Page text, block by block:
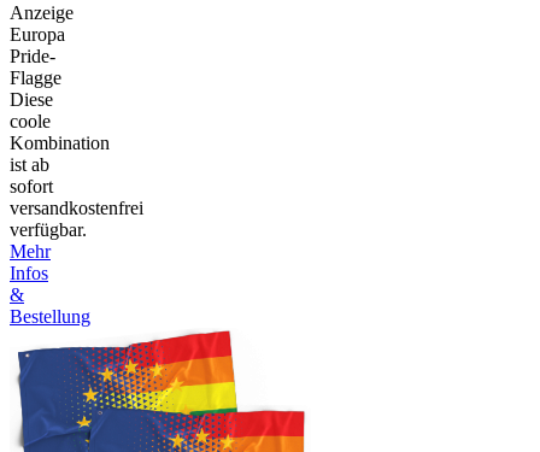
Anzeige
Europa
Pride-
Flagge
Diese
coole
Kombination
ist ab
sofort
versandkostenfrei
verfügbar.
Mehr
Infos
&
Bestellung